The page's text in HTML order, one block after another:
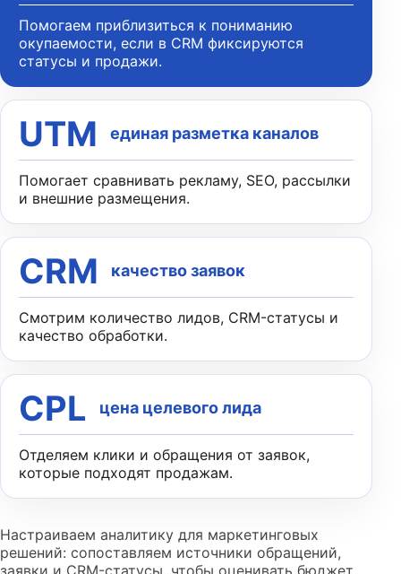
Настраиваем аналитику для маркетинговых
решений: сопоставляем источники обращений,
заявки и CRM-статусы, чтобы оценивать бюджет,
Помогаем приблизиться к пониманию
окупаемости, если в CRM фиксируются
статусы и продажи.
UTM единая разметка каналов
Помогает сравнивать рекламу, SEO, рассылки
и внешние размещения.
CRM качество заявок
Смотрим количество лидов, CRM-статусы и
качество обработки.
CPL цена целевого лида
Отделяем клики и обращения от заявок,
которые подходят продажам.